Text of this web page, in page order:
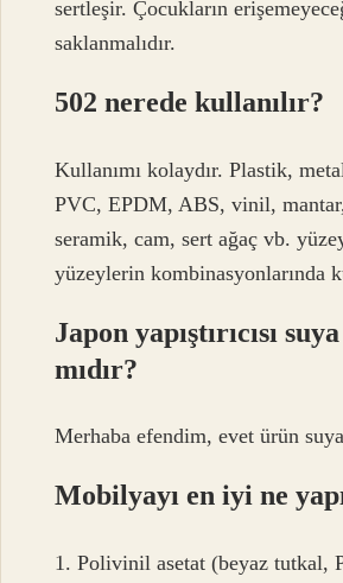
sertleşir. Çocukların
saklanmalıdır.
502 nerede kullanılır?
Kullanımı kolaydır. Plastik,
PVC, EPDM, ABS, vinil,
seramik, cam, sert ağaç vb.
yüzeylerin kombinasyonlarında
Japon yapıştırıcısı
mıdır?
Merhaba efendim, evet ürün suya
Mobilyayı en iyi ne
1. Polivinil asetat (beyaz tutkal,